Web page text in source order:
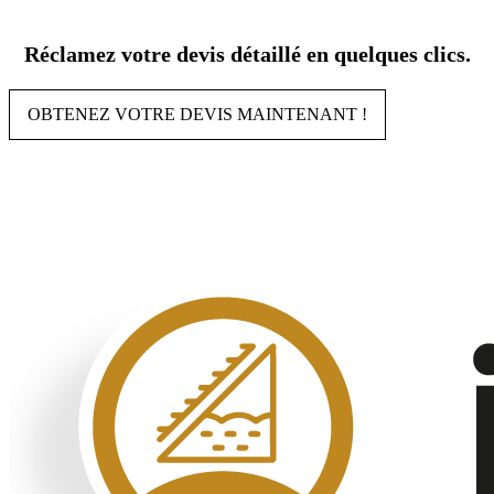
contenu
Réclamez votre devis détaillé en quelques clics.
OBTENEZ VOTRE DEVIS MAINTENANT !